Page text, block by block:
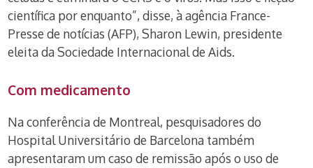
científica por enquanto”, disse, à agência France-
Presse de notícias (AFP), Sharon Lewin, presidente
eleita da Sociedade Internacional de Aids.
Com medicamento
Na conferência de Montreal, pesquisadores do
Hospital Universitário de Barcelona também
apresentaram um caso de remissão após o uso de